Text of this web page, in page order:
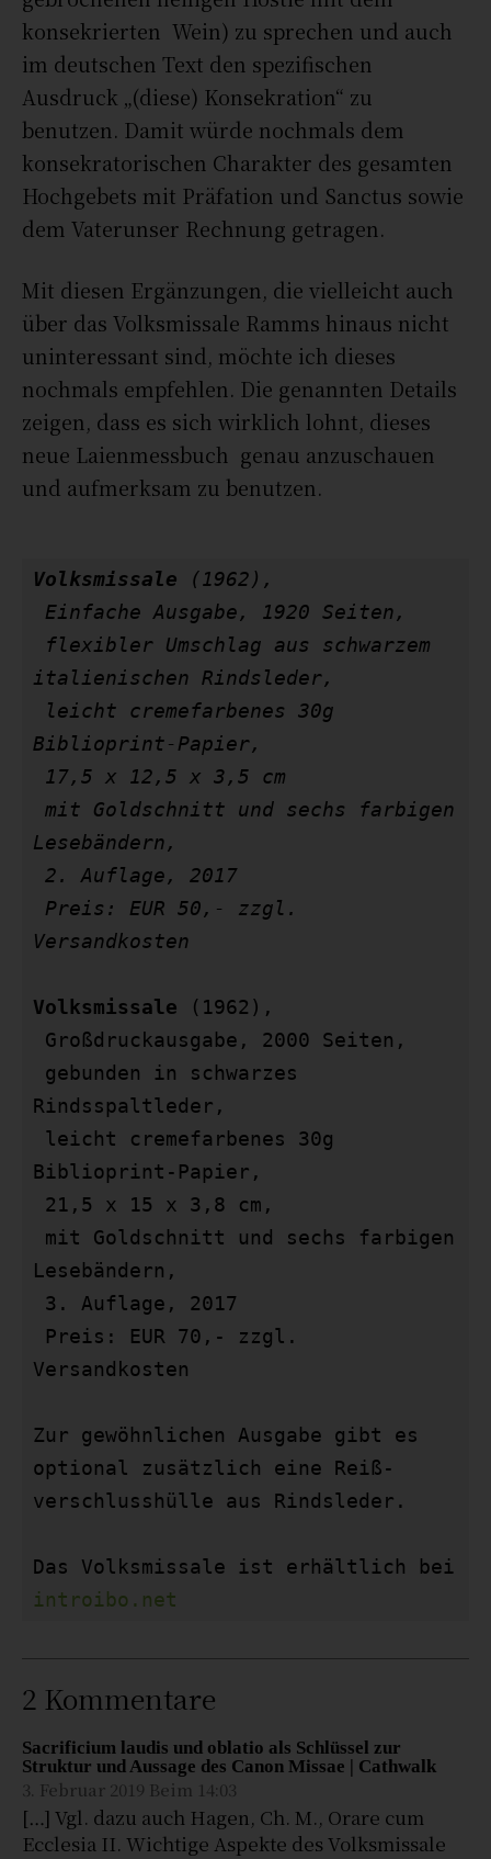
konsekrierten Wein) zu sprechen und auch
im deutschen Text den spezifischen
Ausdruck „(diese) Konsekration“ zu
benutzen. Damit würde nochmals dem
konsekratorischen Charakter des gesamten
Hochgebets mit Präfation und Sanctus sowie
dem Vaterunser Rechnung getragen.
Mit diesen Ergänzungen, die vielleicht auch
über das Volksmissale Ramms hinaus nicht
uninteressant sind, möchte ich dieses
nochmals empfehlen. Die genannten Details
zeigen, dass es sich wirklich lohnt, dieses
neue Laienmessbuch genau anzuschauen
und aufmerksam zu benutzen.
Volksmissale (1962),
italienischen Rindsleder,
Biblioprint-Papier,
Lesebändern,
Versandkosten
Volksmissale (1962),
Rindsspaltleder,
Biblioprint-Papier,
Lesebändern,
Versandkosten
Zur gewöhnlichen Ausgabe gibt es
optional zusätzlich eine Reiß­
verschluss­hülle aus Rindsleder.
introibo.net
2 Kommentare
Sacrificium laudis und oblatio als Schlüssel zur
Struktur und Aussage des Canon Missae | Cathwalk
3. Februar 2019 Beim 14:03
[…] Vgl. dazu auch Hagen, Ch. M., Orare cum
Ecclesia II. Wichtige Aspekte des Volksmissale